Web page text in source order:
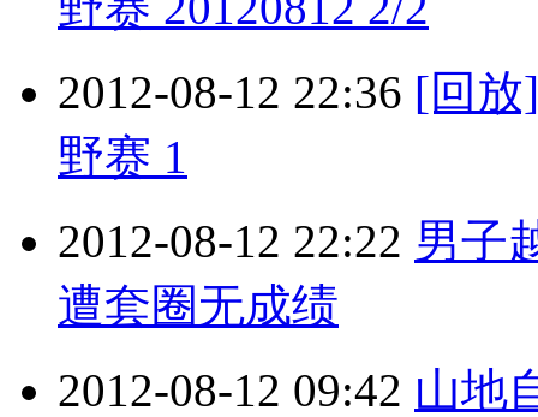
2012-08-12 22:36 [回放
野赛 1
2012-08-12 22:22 男子
遭套圈无成绩
2012-08-12 09:42 山地